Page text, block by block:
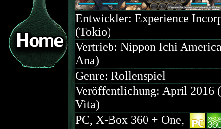
Entwickler: Experience
(Tokio)
Vertrieb: Nippon Ichi
Ana)
Genre: Rollenspiel
Veröffentlichung: April 2016
Vita)
PC, X-Box 360 + One,